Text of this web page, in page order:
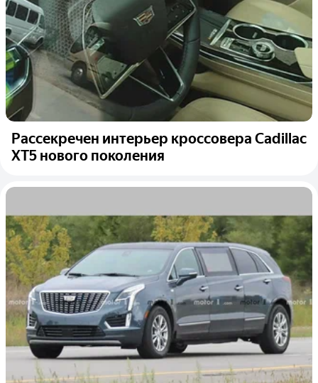
Рассекречен интерьер кроссовера Cadillac
XT5 нового поколения